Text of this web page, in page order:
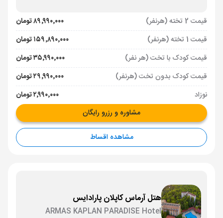
قیمت 2 تخته (هرنفر)
۸۹٬۹۹۰٬۰۰۰ تومان
قیمت 1 تخته (هرنفر)
۱۵۹٬۸۹۰٬۰۰۰ تومان
قیمت کودک با تخت (هر نفر)
۳۵٬۹۹۰٬۰۰۰ تومان
قیمت کودک بدون تخت (هرنفر)
۲۹٬۹۹۰٬۰۰۰ تومان
نوزاد
۲٬۹۹۰٬۰۰۰ تومان
مشاوره و رزرو رایگان
مشاهده اقساط
هتل آرماس کاپلان پارادایس
ARMAS KAPLAN PARADISE Hotel